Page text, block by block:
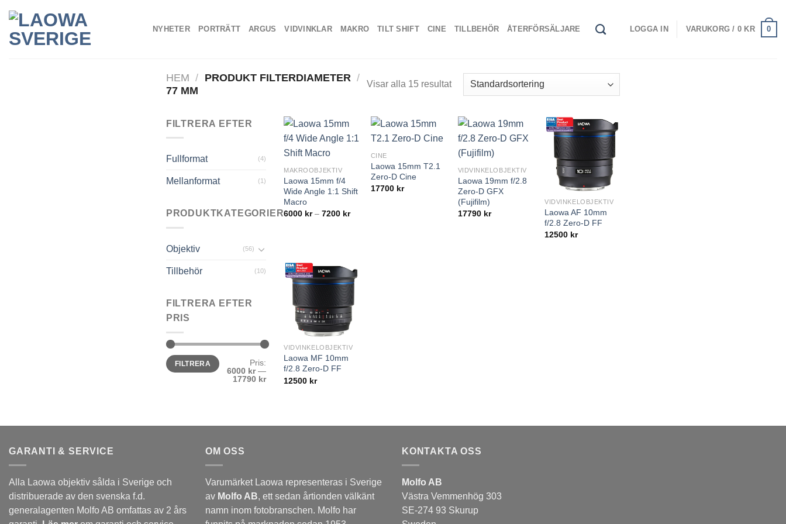
content
NYHETER PORTRÄTT ARGUS VIDVINKLAR MAKRO TILT SHIFT CINE TILLBEHÖR ÅTERFÖRSÄLJARE LOGGA IN VARUKORG / 0 KR 0
HEM / PRODUKT FILTERDIAMETER /
77 MM
Visar alla 15 resultat
FILTRERA EFTER
Fullformat (4)
Mellanformat (1)
PRODUKTKATEGORIER
Objektiv (56)
Tillbehör (10)
FILTRERA EFTER
PRIS
Min
pris
Max
prisFILTRERA
Pris:
6000 kr—
17790 kr
MAKROOBJEKTIV
Laowa 15mm f/4
Wide Angle 1:1 Shift
Macro
6000 kr – 7200 krPrisintervall:
CINE
Laowa 15mm T2.1
Zero-D Cine
17700 kr
VIDVINKELOBJEKTIV
Laowa 19mm f/2.8
Zero-D GFX
(Fujifilm)
17790 kr
VIDVINKELOBJEKTIV
Laowa AF 10mm
f/2.8 Zero-D FF
12500 kr
VIDVINKELOBJEKTIV
Laowa MF 10mm
f/2.8 Zero-D FF
12500 kr
GARANTI & SERVICE
Alla Laowa objektiv sålda i Sverige och
distribuerade av den svenska f.d.
generalagenten Molfo AB omfattas av 2 års
OM OSS
Varumärket Laowa representeras i Sverige
av Molfo AB, ett sedan årtionden välkänt
namn inom fotobranschen. Molfo har
KONTAKTA OSS
Molfo AB
Västra Vemmenhög 303
SE-274 93 Skurup